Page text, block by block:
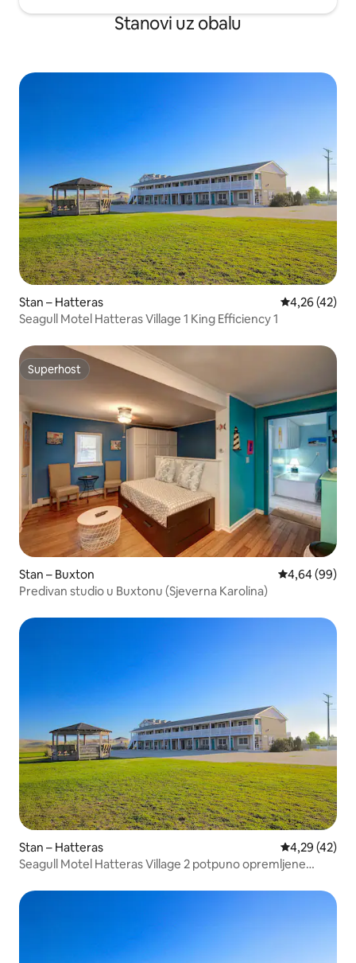
Stanovi uz obalu
Stan – Hatteras Prosječna
4,26 (42)
Seagull Motel Hatteras Village 1 King Efficiency 1
Superhost
Superhost
Stan – Buxton Prosječna
4,64 (99)
Predivan studio u Buxtonu (Sjeverna Karolina)
Stan – Hatteras Prosječna
4,29 (42)
Seagull Motel Hatteras Village 2 potpuno opremljene